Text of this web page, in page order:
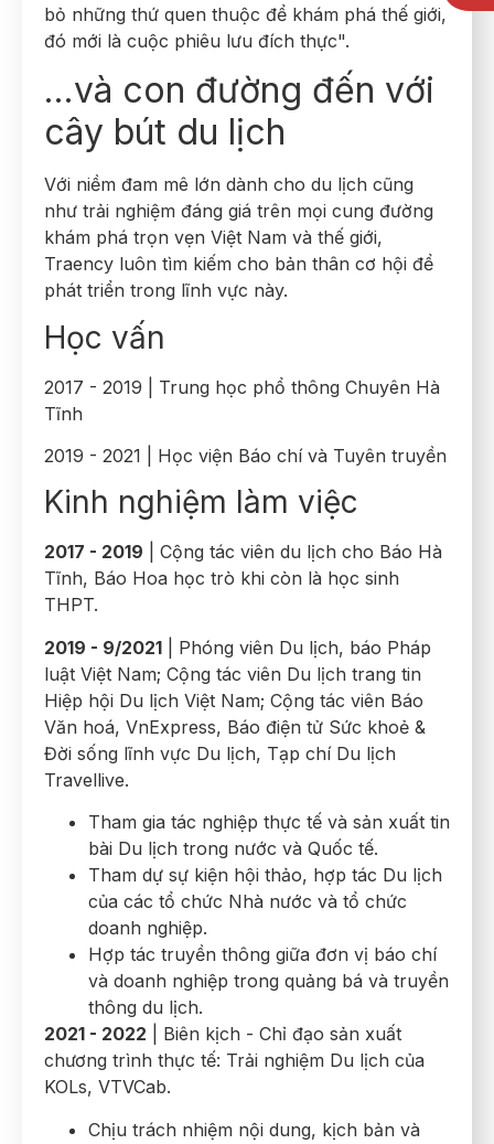
bỏ những thứ quen thuộc để khám phá thế giới,
đó mới là cuộc phiêu lưu đích thực".
…và con đường đến với
cây bút du lịch
Với niềm đam mê lớn dành cho du lịch cũng
như trải nghiệm đáng giá trên mọi cung đường
khám phá trọn vẹn Việt Nam và thế giới,
Traency luôn tìm kiếm cho bản thân cơ hội để
phát triển trong lĩnh vực này.
Học vấn
2017 - 2019 | Trung học phổ thông Chuyên Hà
Tĩnh
2019 - 2021 | Học viện Báo chí và Tuyên truyền
Kinh nghiệm làm việc
2017 - 2019 | Cộng tác viên du lịch cho Báo Hà
Tĩnh, Báo Hoa học trò khi còn là học sinh
THPT.
2019 - 9/2021 | Phóng viên Du lịch, báo Pháp
luật Việt Nam; Cộng tác viên Du lịch trang tin
Hiệp hội Du lịch Việt Nam; Cộng tác viên Báo
Văn hoá, VnExpress, Báo điện tử Sức khoẻ &
Đời sống lĩnh vực Du lịch, Tạp chí Du lịch
Travellive.
Tham gia tác nghiệp thực tế và sản xuất tin
bài Du lịch trong nước và Quốc tế.
Tham dự sự kiện hội thảo, hợp tác Du lịch
của các tổ chức Nhà nước và tổ chức
doanh nghiệp.
Hợp tác truyền thông giữa đơn vị báo chí
và doanh nghiệp trong quảng bá và truyền
thông du lịch.
2021 - 2022 | Biên kịch - Chỉ đạo sản xuất
chương trình thực tế: Trải nghiệm Du lịch của
KOLs, VTVCab.
Chịu trách nhiệm nội dung, kịch bản và